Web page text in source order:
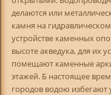
делаются или
камня на
устройстве каменных
высоте акведука, для их
помещают каменные
этажей. Б настоящее
городов водою избегают